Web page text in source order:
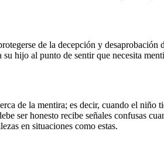
de la decepción y
hijo al punto de sentir que necesita
de la mentira; es decir, cuando el niño
ser honesto recibe señales confusas
en situaciones como estas.